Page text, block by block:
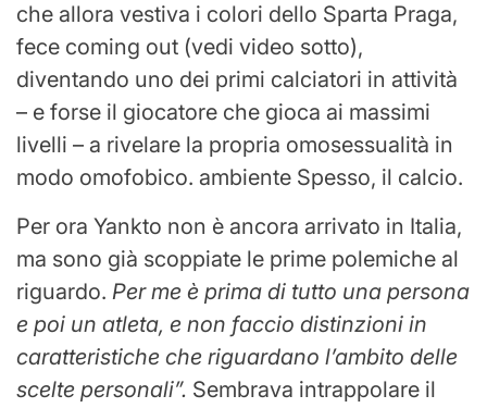
che allora vestiva i colori dello Sparta Praga,
fece coming out (vedi video sotto),
diventando uno dei primi calciatori in attività
– e forse il giocatore che gioca ai massimi
livelli – a rivelare la propria omosessualità in
modo omofobico. ambiente Spesso, il calcio.
Per ora Yankto non è ancora arrivato in Italia,
ma sono già scoppiate le prime polemiche al
riguardo. Per me è prima di tutto una persona
e poi un atleta, e non faccio distinzioni in
caratteristiche che riguardano l’ambito delle
scelte personali”. Sembrava intrappolare il